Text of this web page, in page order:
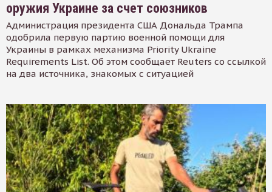
оружия Украине за счет союзников
Администрация президента США Дональда Трампа
одобрила первую партию военной помощи для
Украины в рамках механизма Priority Ukraine
Requirements List. Об этом сообщает Reuters со ссылкой
на два источника, знакомых с ситуацией